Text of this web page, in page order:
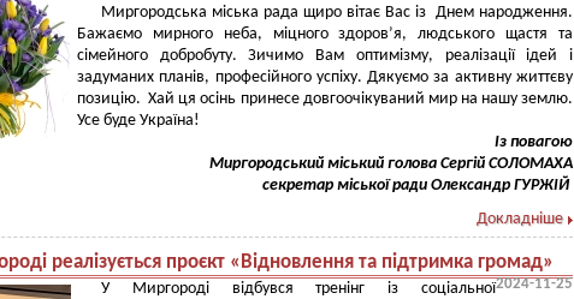
Миргородська міська рада щиро вітає Вас із Днем народження.
Бажаємо мирного неба, міцного здоров’я, людського щастя та
сімейного добробуту. Зичимо Вам оптимізму, реалізації ідей і
задуманих планів, професійного успіху. Дякуємо за активну життєву
позицію. Хай ця осінь принесе довгоочікуваний мир на нашу землю.
Усе буде Україна!
Із повагою
Миргородський міський голова Сергій СОЛОМАХА
секретар міської ради Олександр ГУРЖІЙ
Докладніше
реалізується проєкт «Відновлення та підтримка громад»
2024-11-25
У Миргороді відбувся тренінг із соціальної